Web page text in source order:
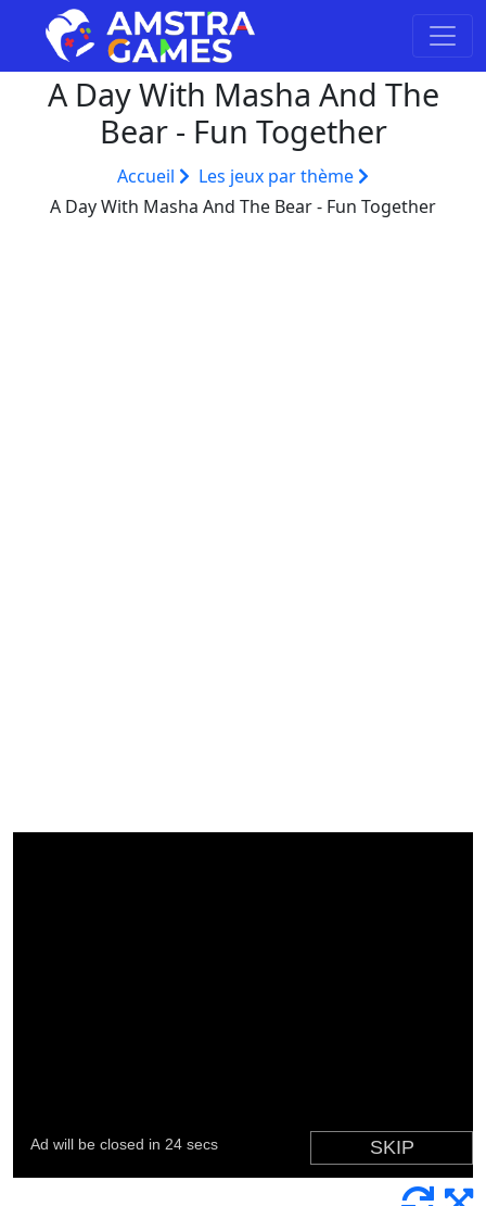
A Day With Masha And The
Bear - Fun Together
Accueil
Les jeux par thème
A Day With Masha And The Bear - Fun Together